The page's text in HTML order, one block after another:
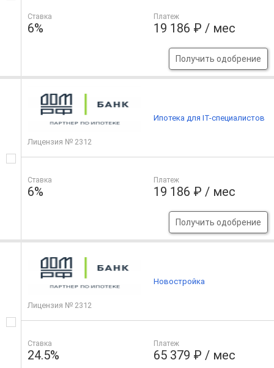
Ставка
6%
Платеж
19 186 ₽ / мес
Получить одобрение
Лицензия № 2312
Ставка
6%
Платеж
19 186 ₽ / мес
Получить одобрение
Ипотека для IT-специалистов
Лицензия № 2312
Ставка
24.5%
Платеж
65 379 ₽ / мес
Новостройка